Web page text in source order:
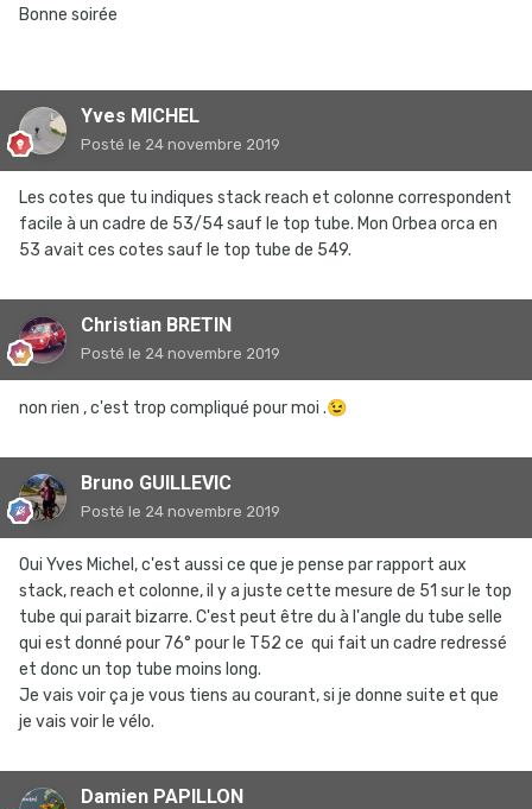
Bonne soirée
Yves MICHEL
Posté le 24 novembre 2019
Les cotes que tu indiques stack reach et colonne correspondent
facile à un cadre de 53/54 sauf le top tube. Mon Orbea orca en
53 avait ces cotes sauf le top tube de 549.
Christian BRETIN
Posté le 24 novembre 2019
non rien , c'est trop compliqué pour moi .😉
Bruno GUILLEVIC
Posté le 24 novembre 2019
Oui Yves Michel, c'est aussi ce que je pense par rapport aux
stack, reach et colonne, il y a juste cette mesure de 51 sur le top
tube qui parait bizarre. C'est peut être du à l'angle du tube selle
qui est donné pour 76° pour le T52 ce qui fait un cadre redressé
et donc un top tube moins long.
Je vais voir ça je vous tiens au courant, si je donne suite et que
je vais voir le vélo.
Damien PAPILLON